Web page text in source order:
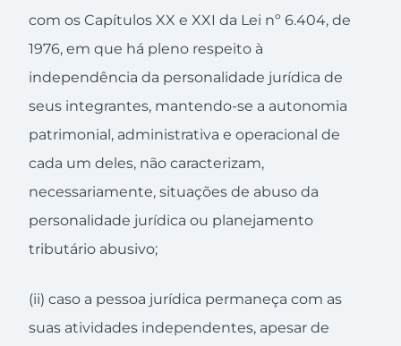
com os Capítulos XX e XXI da Lei nº 6.404, de
1976, em que há pleno respeito à
independência da personalidade jurídica de
seus integrantes, mantendo-se a autonomia
patrimonial, administrativa e operacional de
cada um deles, não caracterizam,
necessariamente, situações de abuso da
personalidade jurídica ou planejamento
tributário abusivo;
(ii) caso a pessoa jurídica permaneça com as
suas atividades independentes, apesar de